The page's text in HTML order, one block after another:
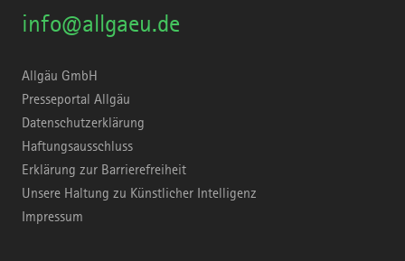
info@allgaeu.de
Allgäu GmbH
Presseportal Allgäu
Datenschutzerklärung
Haftungsausschluss
Erklärung zur Barrierefreiheit
Unsere Haltung zu Künstlicher Intelligenz
Impressum